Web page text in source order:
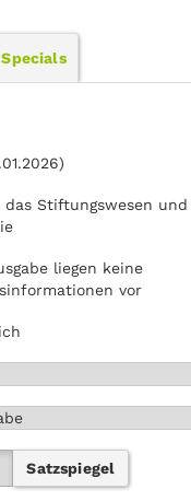
das Stiftungswesen und
liegen keine
vor
Satzspiegel